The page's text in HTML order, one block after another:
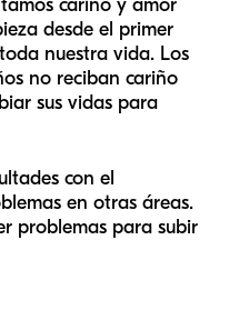
cariño y amor
desde el primer
nuestra vida. Los
no reciban cariño
sus vidas para
con el
en otras áreas.
problemas para subir